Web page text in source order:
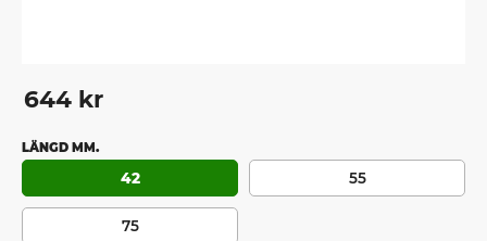
644 kr
LÄNGD MM.
42 55
75